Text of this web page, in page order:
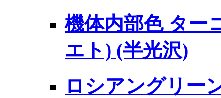
機体内部色 ター
エト) (半光沢)
ロシアングリー